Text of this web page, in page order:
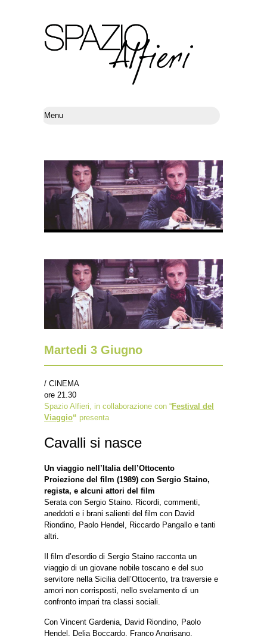
Martedi 3 Giugno
/ CINEMA
ore 21.30
Spazio Alfieri, in collaborazione con “Festival del
Viaggio“ presenta
Cavalli si nasce
Un viaggio nell’Italia dell’Ottocento
Proiezione del film (1989) con Sergio Staino,
regista, e alcuni attori del film
Serata con Sergio Staino. Ricordi, commenti,
aneddoti e i brani salienti del film con David
Riondino, Paolo Hendel, Riccardo Pangallo e tanti
altri.
Il film d’esordio di Sergio Staino racconta un
viaggio di un giovane nobile toscano e del suo
servitore nella Sicilia dell’Ottocento, tra traversie e
amori non corrisposti, nello svelamento di un
confronto impari tra classi sociali.
Con Vincent Gardenia, David Riondino, Paolo
Hendel, Delia Boccardo, Franco Angrisano,